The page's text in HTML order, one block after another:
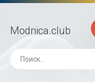
Modnica.club